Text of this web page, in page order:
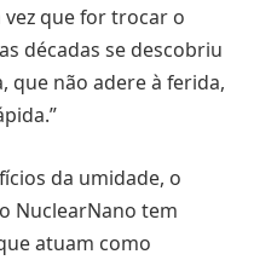
que for trocar o
décadas se descobriu
que não adere à ferida,
da umidade, o
NuclearNano tem
atuam como